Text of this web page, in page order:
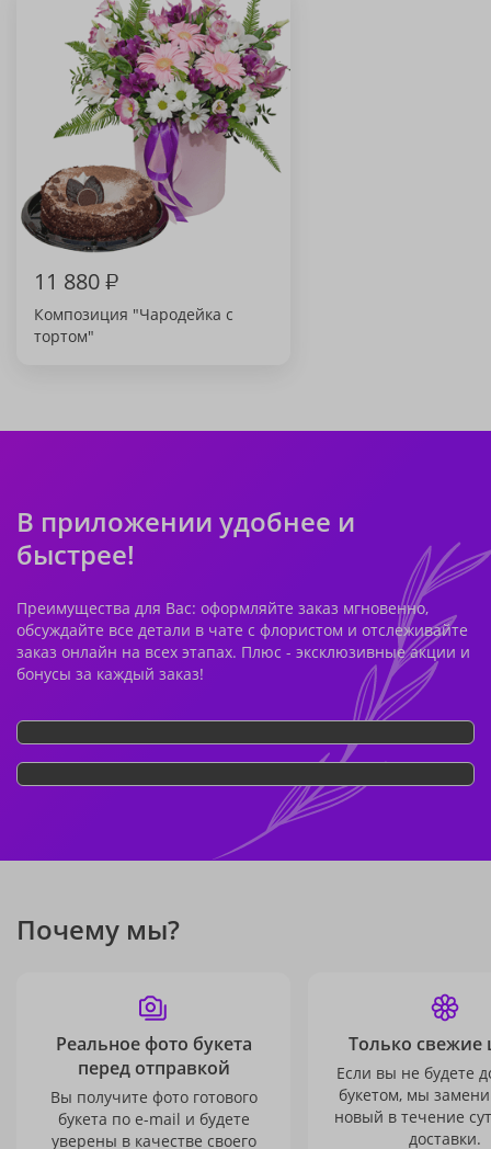
11 880₽
Композиция "Чародейка с
тортом"
В приложении удобнее и
быстрее!
Преимущества для Вас: оформляйте заказ мгновенно,
обсуждайте все детали в чате с флористом и отслеживайте
заказ онлайн на всех этапах. Плюс - эксклюзивные акции и
бонусы за каждый заказ!
Почему мы?
Реальное фото букета
перед отправкой
Вы получите фото готового
букета по e-mail и будете
уверены в качестве своего
Только свежие
Если вы не будете
букетом, мы
новый в течение
доставки.